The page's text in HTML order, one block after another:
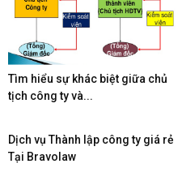
Tìm hiểu sự khác biệt giữa chủ
tịch công ty và...
Dịch vụ Thành lập công ty giá rẻ
Tại Bravolaw